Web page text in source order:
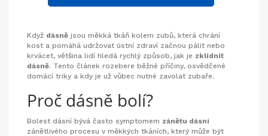
Když dásně jsou měkká tkáň kolem zubů, která chrání
kost a pomáhá udržovat ústní zdraví začnou pálit nebo
krvácet, většina lidí hledá rychlý způsob, jak je zklidnit
dásně. Tento článek rozebere běžné příčiny, osvědčené
domácí triky a kdy je už vůbec nutné zavolat zubaře.
Proč dásně bolí?
Bolest dásní bývá často symptomem zánětu dásní
zánětlivého procesu v měkkých tkáních, který může být